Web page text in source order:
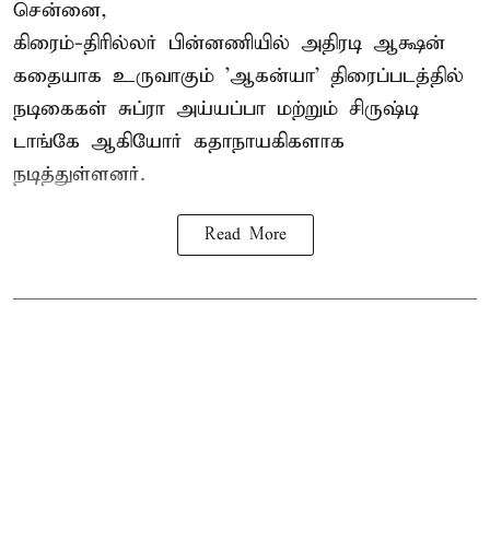
சென்னை,
கிரைம்-திரில்லர் பின்னணியில் அதிரடி ஆக்ஷன்
கதையாக உருவாகும் 'ஆகன்யா' திரைப்படத்தில்
நடிகைகள் சுப்ரா அய்யப்பா மற்றும் சிருஷ்டி
டாங்கே ஆகியோர் கதாநாயகிகளாக
நடித்துள்ளனர்.
Read More